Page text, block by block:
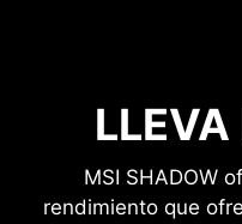
LLEVA
MSI SHADOW
rendimiento que